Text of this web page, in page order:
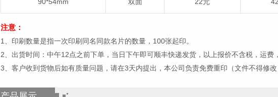
注意：
1、印刷数量是指一次印刷同名同款名片的数量，100张起印。
2、出货时间：中午12点之前下单，当日下午即可顺丰快递发货，以上报价不含税，运费
3、客户收到货物后如有质量问题，请在3天内提出，本公司负责免费重印（文件不得修改